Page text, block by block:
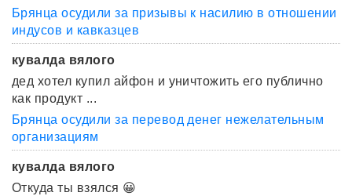
Брянца осудили за призывы к насилию в отношении
индусов и кавказцев
кувалда вялого
дед хотел купил айфон и уничтожить его публично
как продукт ...
Брянца осудили за перевод денег нежелательным
организациям
кувалда вялого
Откуда ты взялся 😀